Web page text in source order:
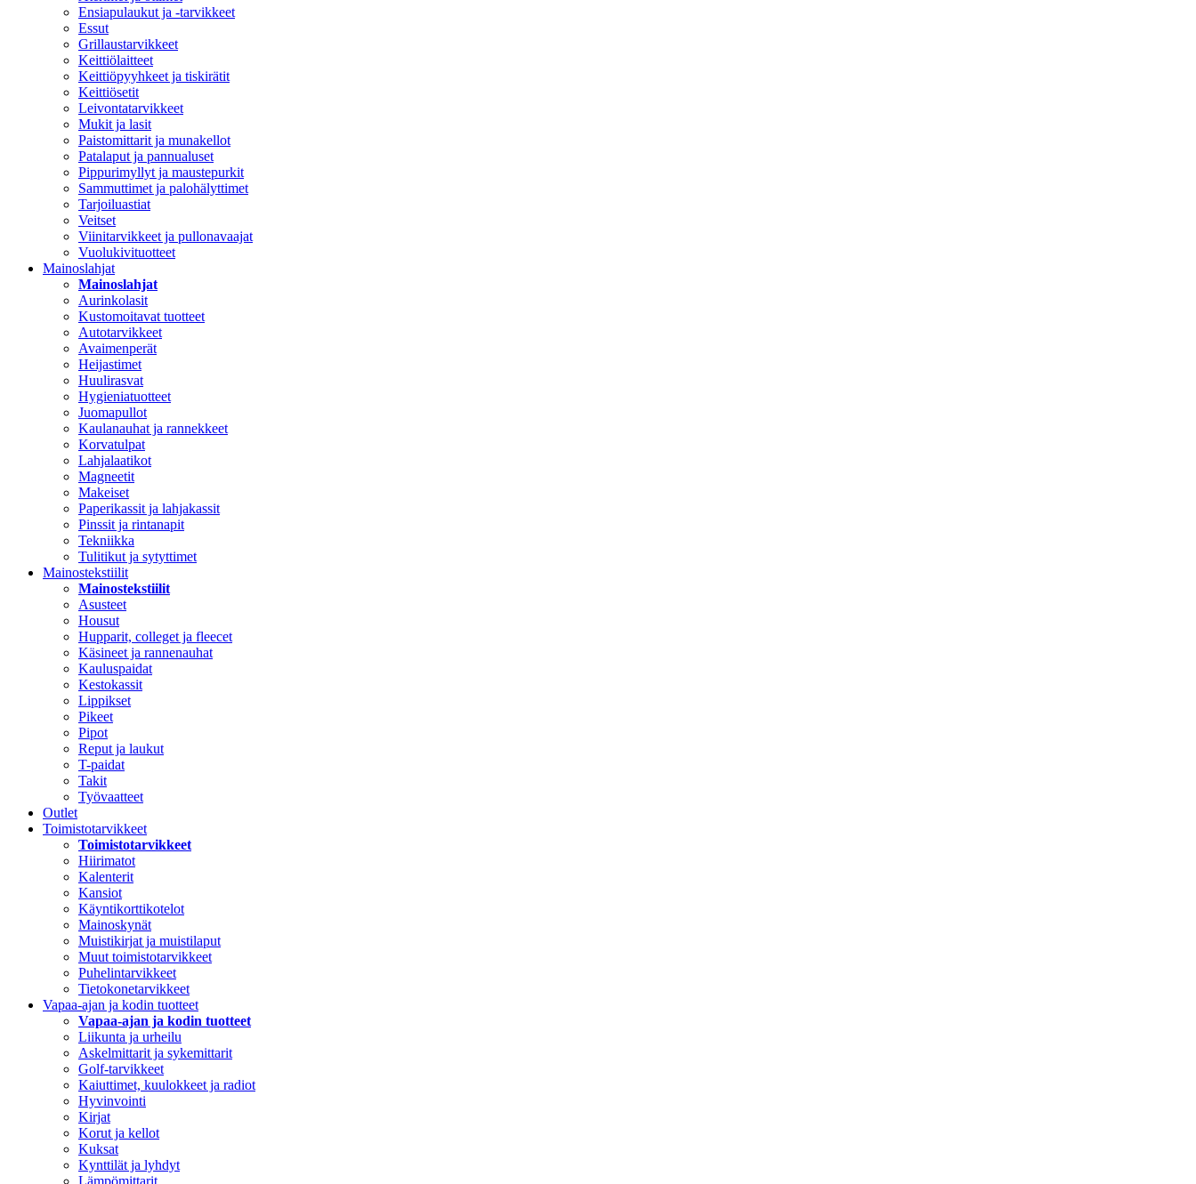
Ensiapulaukut ja -tarvikkeet
Essut
Grillaustarvikkeet
Keittiölaitteet
Keittiöpyyhkeet ja tiskirätit
Keittiösetit
Leivontatarvikkeet
Mukit ja lasit
Paistomittarit ja munakellot
Patalaput ja pannualuset
Pippurimyllyt ja maustepurkit
Sammuttimet ja palohälyttimet
Tarjoiluastiat
Veitset
Viinitarvikkeet ja pullonavaajat
Vuolukivituotteet
Mainoslahjat
Mainoslahjat
Aurinkolasit
Kustomoitavat tuotteet
Autotarvikkeet
Avaimenperät
Heijastimet
Huulirasvat
Hygieniatuotteet
Juomapullot
Kaulanauhat ja rannekkeet
Korvatulpat
Lahjalaatikot
Magneetit
Makeiset
Paperikassit ja lahjakassit
Pinssit ja rintanapit
Tekniikka
Tulitikut ja sytyttimet
Mainostekstiilit
Mainostekstiilit
Asusteet
Housut
Hupparit, colleget ja fleecet
Käsineet ja rannenauhat
Kauluspaidat
Kestokassit
Lippikset
Pikeet
Pipot
Reput ja laukut
T-paidat
Takit
Työvaatteet
Outlet
Toimistotarvikkeet
Toimistotarvikkeet
Hiirimatot
Kalenterit
Kansiot
Käyntikorttikotelot
Mainoskynät
Muistikirjat ja muistilaput
Muut toimistotarvikkeet
Puhelintarvikkeet
Tietokonetarvikkeet
Vapaa-ajan ja kodin tuotteet
Vapaa-ajan ja kodin tuotteet
Liikunta ja urheilu
Askelmittarit ja sykemittarit
Golf-tarvikkeet
Kaiuttimet, kuulokkeet ja radiot
Hyvinvointi
Kirjat
Korut ja kellot
Kuksat
Kynttilät ja lyhdyt
Lämpömittarit